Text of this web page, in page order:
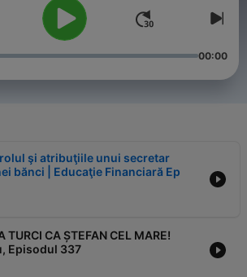
00:00
rolul şi atribuţiile unui secretar
bănci | Educaţie Financiară Ep
TURCI CA ȘTEFAN CEL MARE!
Episodul 337